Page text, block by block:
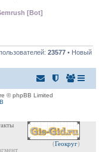
[Bot]
23577 • Новый
© phpBB Limited
(Геокруг)